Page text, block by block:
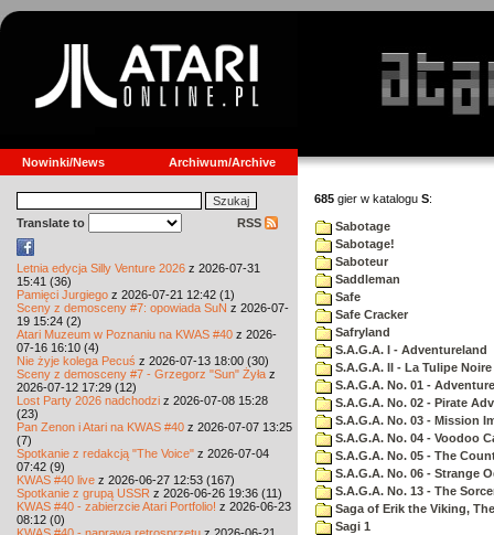
Nowinki/News Archiwum/Archive
Translate to RSS
Letnia edycja Silly Venture 2026 z 2026-07-31
15:41 (36)
Pamięci Jurgiego z 2026-07-21 12:42 (1)
Sceny z demosceny #7: opowiada SuN z 2026-07-
19 15:24 (2)
Atari Muzeum w Poznaniu na KWAS #40 z 2026-
07-16 16:10 (4)
Nie żyje kolega Pecuś z 2026-07-13 18:00 (30)
Sceny z demosceny #7 - Grzegorz "Sun" Żyła z
2026-07-12 17:29 (12)
Lost Party 2026 nadchodzi z 2026-07-08 15:28
(23)
Pan Zenon i Atari na KWAS #40 z 2026-07-07 13:25
(7)
Spotkanie z redakcją "The Voice" z 2026-07-04
07:42 (9)
KWAS #40 live z 2026-06-27 12:53 (167)
Spotkanie z grupą USSR z 2026-06-26 19:36 (11)
KWAS #40 - zabierzcie Atari Portfolio! z 2026-06-23
08:12 (0)
685 gier w katalogu S:
Sabotage
Sabotage!
Saboteur
Saddleman
Safe
Safe Cracker
Safryland
S.A.G.A. I - Adventureland
S.A.G.A. II - La Tulipe Noire
S.A.G.A. No. 01 -
S.A.G.A. No. 02 - Pirate
S.A.G.A. No. 03 - Mission
S.A.G.A. No. 04 - Voodoo
S.A.G.A. No. 05 - The
S.A.G.A. No. 06 - Strange
S.A.G.A. No. 13 - The
Saga of Erik the Viking, The
Sagi 1